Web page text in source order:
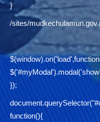
}
/sites/
});
function(){